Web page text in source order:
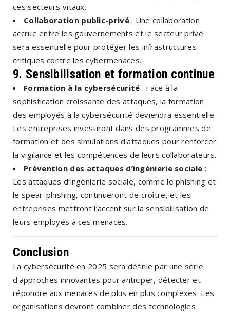
ces secteurs vitaux.
Collaboration public-privé: Une collaboration
accrue entre les gouvernements et le secteur privé
sera essentielle pour protéger les infrastructures
critiques contre les cybermenaces.
9. Sensibilisation et formation continue
Formation à la cybersécurité : Face à la
sophistication croissante des attaques, la formation
des employés à la cybersécurité deviendra essentielle.
Les entreprises investiront dans des programmes de
formation et des simulations d'attaques pour renforcer
la vigilance et les compétences de leurs collaborateurs.
Prévention des attaques d’ingénierie sociale :
Les attaques d’ingénierie sociale, comme le phishing et
le spear-phishing, continueront de croître, et les
entreprises mettront l’accent sur la sensibilisation de
leurs employés à ces menaces.
Conclusion
La cybersécurité en 2025 sera définie par une série
d'approches innovantes pour anticiper, détecter et
répondre aux menaces de plus en plus complexes. Les
organisations devront combiner des technologies